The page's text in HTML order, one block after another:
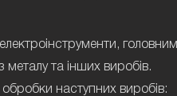
головним
та інших виробів.
наступних виробів: